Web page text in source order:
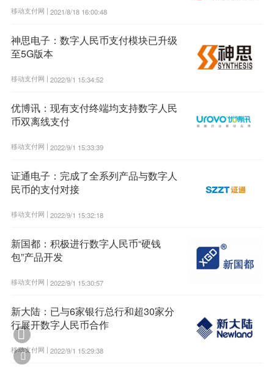
移动支付网 | 2021/8/18 16:00:48
神思电子：数字人民币支付模块已升级
至5G版本
移动支付网 | 2022/9/1 15:34:52
优博讯：现有支付终端均支持数字人民
币双离线支付
移动支付网 | 2022/9/1 15:33:39
证通电子：完成了全系列产品与数字人
民币的支付对接
移动支付网 | 2022/9/1 15:32:18
新国都：积极进行数字人民币“硬钱
包”产品开发
移动支付网 | 2022/9/1 15:30:57
新大陆：已与6家银行总行和超30家分
行展开数字人民币合作
移动支付网 | 2022/9/1 15:29:38

